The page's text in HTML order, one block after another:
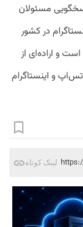
مسئولان
در کشور
و اراده‌ای از
و اینستاگرام
لینک کوتاه